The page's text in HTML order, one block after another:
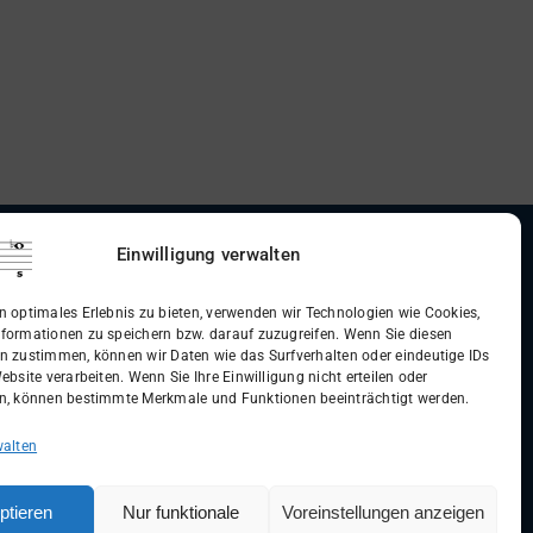
Einwilligung verwalten
optimales Erlebnis zu bieten, verwenden wir Technologien wie Cookies,
zu speichern bzw. darauf zuzugreifen. Wenn Sie diesen
zustimmen, können wir Daten wie das Surfverhalten oder eindeutige IDs
verarbeiten. Wenn Sie Ihre Einwilligung nicht erteilen oder
können bestimmte Merkmale und Funktionen beeinträchtigt werden.
Nur funktionale Voreinstellungen anzeigen
(AGB)